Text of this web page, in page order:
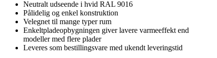
Neutralt udseende i hvid RAL 9016
Pålidelig og enkel konstruktion
Velegnet til mange typer rum
Enkeltpladeopbygningen giver lavere varmeeffekt end
modeller med flere plader
Leveres som bestillingsvare med ukendt leveringstid